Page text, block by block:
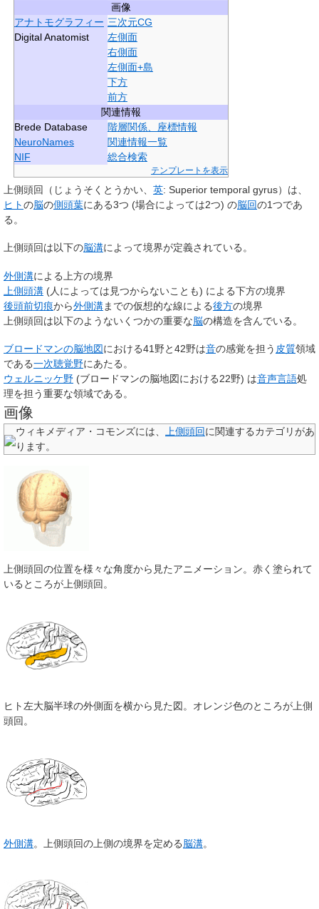
画像
アナトモグラフィー 三次元CG
Digital Anatomist
左側面
右側面
左側面+島
下方
前方
関連情報
Brede Database
階層関係、座標情報
NeuroNames
関連情報一覧
NIF
総合検索
テンプレートを表示
上側頭回 （じょうそくとうかい、 英: Superior temporal gyrus）は、
ヒトの脳の側頭葉にある3つ (場合によっては2つ) の脳回の1つであ
る。
上側頭回は以下の脳溝によって境界が定義されている。
外側溝による上方の境界
上側頭溝 (人によっては見つからないことも) による下方の境界
後頭前切痕から外側溝までの仮想的な線による後方の境界
上側頭回は以下のようないくつかの重要な脳の構造を含んでいる。
ブロードマンの脳地図における41野と42野は音の感覚を担う 皮質領域
である一次聴覚野にあたる。
ウェルニッケ野 (ブロードマンの脳地図における22野) は音声言語処
理を担う重要な領域である。
画像
ウィキメディア・コモンズには、 上側頭回に関連するカテゴリがあ
ります。
上側頭回の位置を様々な角度から見たアニメーション。赤く塗られて
いるところが上側頭回。
ヒト左大脳半球の外側面を横から見た図。オレンジ色のところが上側
頭回。
外側溝。上側頭回の上側の境界を定める脳溝。